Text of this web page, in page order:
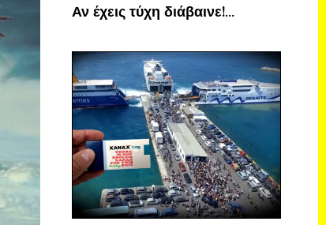
Αν έχεις τύχη διάβαινε!…